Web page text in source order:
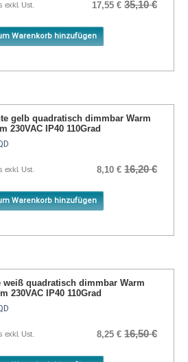
exkl. Ust. 17,55 € 35,10 €
Warenkorb hinzufügen
gelb quadratisch dimmbar Warm
230VAC IP40 110Grad
exkl. Ust. 8,10 € 16,20 €
Warenkorb hinzufügen
weiß quadratisch dimmbar Warm
230VAC IP40 110Grad
exkl. Ust. 8,25 € 16,50 €